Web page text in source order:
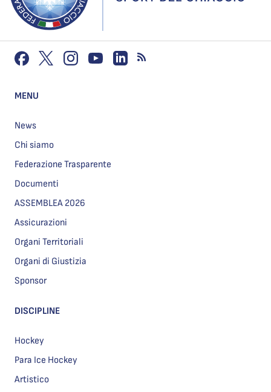
MENU
News
Chi siamo
Federazione Trasparente
Documenti
ASSEMBLEA 2026
Assicurazioni
Organi Territoriali
Organi di Giustizia
Sponsor
DISCIPLINE
Hockey
Para Ice Hockey
Artistico